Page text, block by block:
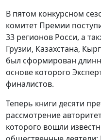
В пятом конкурсном
комитет Премии
33 регионов Росси, а
Грузии, Казахстана,
был сформирован
основе которого
финалистов.
Теперь книги десяти
рассмотрение
которого вошли